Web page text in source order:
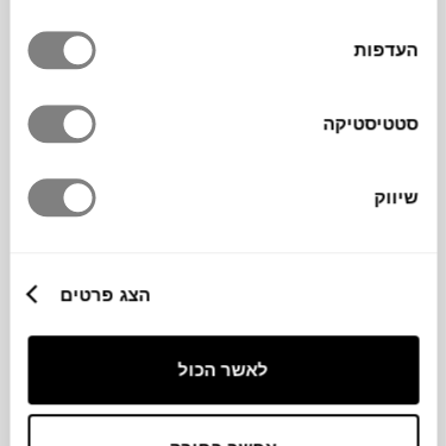
העדפות
סטטיסטיקה
שיווק
הצג פרטים
לאשר הכול
בטכניקה של ניפוח זכוכית לתוך תבנית. לקראף
גוף רחב וצוואר צר וגבוה, והוא יכול להכיל עד
מותג
מידע על חומרים